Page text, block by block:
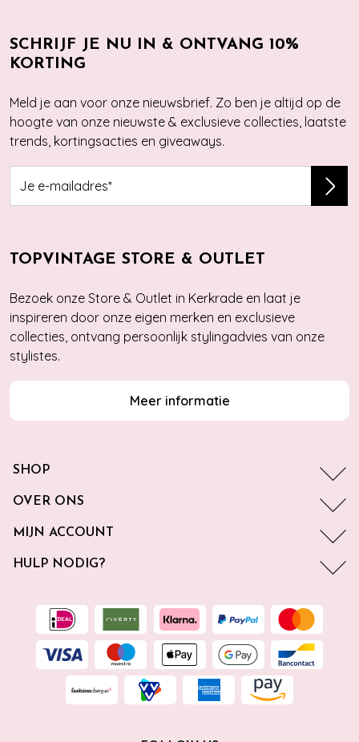
SCHRIJF JE NU IN & ONTVANG 10%
KORTING
Meld je aan voor onze nieuwsbrief. Zo ben je altijd op de
hoogte van onze nieuwste & exclusieve collecties, laatste
trends, kortingsacties en giveaways.
TOPVINTAGE STORE & OUTLET
Bezoek onze Store & Outlet in Kerkrade en laat je
inspireren door onze eigen merken en exclusieve
collecties, ontvang persoonlijk stylingadvies van onze
stylistes.
Meer informatie
SHOP
OVER ONS
MIJN ACCOUNT
HULP NODIG?